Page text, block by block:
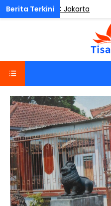
di ISMC Jakarta